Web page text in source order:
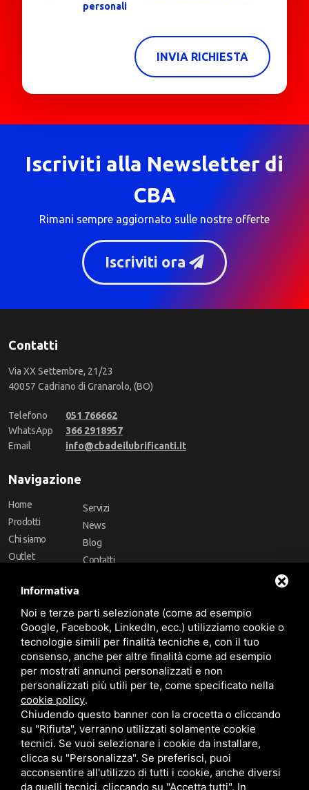
personali
INVIA RICHIESTA
Iscriviti alla Newsletter di
CBA
Rimani sempre aggiornato sulle nostre offerte
Iscriviti ora
Contatti
Via XX Settembre, 21/23
40057 Cadriano di Granarolo, (BO)
Telefono
051 766662
WhatsApp
366 2918957
Email
info@cbadeilubrificanti.it
Navigazione
Home
Prodotti
Chi siamo
Outlet
Marchi
Servizi
News
Blog
Contatti
Follow Us
Area riservata
Informativa
Noi e terze parti selezionate (come ad esempio
Google, Facebook, LinkedIn, ecc.) utilizziamo cookie o
tecnologie simili per finalità tecniche e, con il tuo
consenso, anche per altre finalità come ad esempio
per mostrati annunci personalizzati e non
personalizzati più utili per te, come specificato nella
cookie policy.
Chiudendo questo banner con la crocetta o cliccando
su "Rifiuta", verranno utilizzati solamente cookie
tecnici. Se vuoi selezionare i cookie da installare,
clicca su "Personalizza". Se preferisci, puoi
acconsentire all'utilizzo di tutti i cookie, anche diversi
da quelli tecnici, cliccando su "Accetta tutti". In